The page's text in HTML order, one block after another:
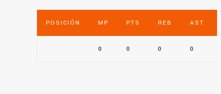
POSICIÓN MP PTS REB AST
0 0 0 0